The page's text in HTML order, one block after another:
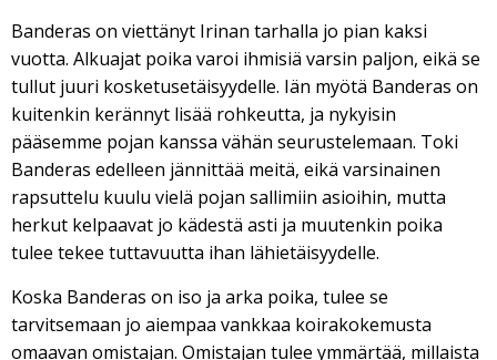
Banderas on viettänyt Irinan tarhalla jo pian kaksi
vuotta. Alkuajat poika varoi ihmisiä varsin paljon, eikä se
tullut juuri kosketusetäisyydelle. Iän myötä Banderas on
kuitenkin kerännyt lisää rohkeutta, ja nykyisin
pääsemme pojan kanssa vähän seurustelemaan. Toki
Banderas edelleen jännittää meitä, eikä varsinainen
rapsuttelu kuulu vielä pojan sallimiin asioihin, mutta
herkut kelpaavat jo kädestä asti ja muutenkin poika
tulee tekee tuttavuutta ihan lähietäisyydelle.
Koska Banderas on iso ja arka poika, tulee se
tarvitsemaan jo aiempaa vankkaa koirakokemusta
omaavan omistajan. Omistajan tulee ymmärtää, millaista